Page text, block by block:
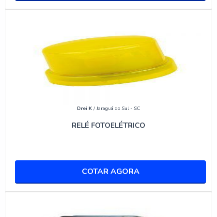
antena depende das necessidades específicas de
VANTAGENS DE INSTALAR
ANTENAS ANTIFURTO EM
ESTABELECIMENTOS
Estudos mostram que a presença dessas antenas pode
diminuir os furtos em até 60%, proporcionando um
retorno sobre o investimento muito rápido. Ao proteger
o inventário, as empresas podem manter seus preços
Drei K / Jaraguá do Sul - SC
RELÉ FOTOELÉTRICO
COTAR AGORA